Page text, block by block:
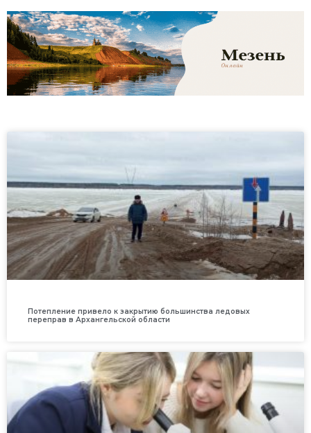
Потепление привело к закрытию большинства ледовых
переправ в Архангельской области